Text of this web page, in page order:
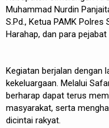
Muhammad Nurdin
S.Pd., Ketua PAMK Polres
Harahap, dan para
Kegiatan berjalan dengan
kekeluargaan. Melalui
berharap dapat terus
masyarakat, serta
dicintai rakyat.